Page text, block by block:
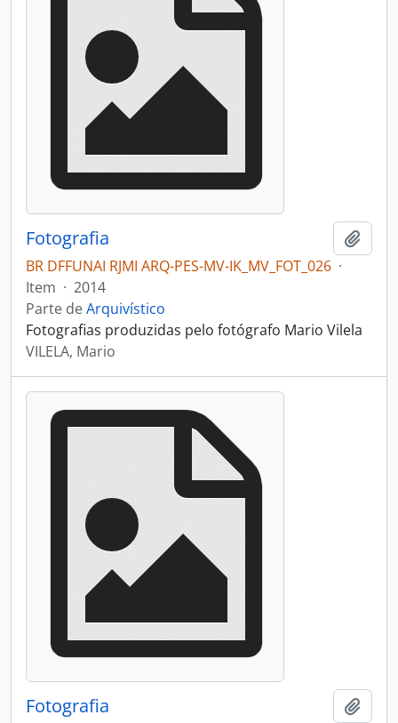
Fotografia
BR DFFUNAI RJMI ARQ-PES-MV-IK_MV_FOT_026 ·
Item · 2014
Parte deArquivístico
Fotografias produzidas pelo fotógrafo Mario Vilela
VILELA, Mario
Fotografia